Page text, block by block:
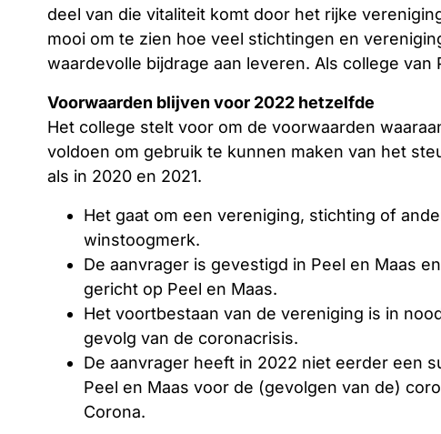
deel van die vitaliteit komt door het rijke
mooi om te zien hoe veel stichtingen en
waardevolle bijdrage aan leveren. Als college
Voorwaarden blijven voor 2022 hetzelfde
Het college stelt voor om de voorwaarden
voldoen om gebruik te kunnen maken van het
als in 2020 en 2021.
Het gaat om een vereniging, stichting of
winstoogmerk.
De aanvrager is gevestigd in Peel en Maas
gericht op Peel en Maas.
Het voortbestaan van de vereniging is in
gevolg van de coronacrisis.
De aanvrager heeft in 2022 niet eerder een
Peel en Maas voor de (gevolgen van de)
Corona.